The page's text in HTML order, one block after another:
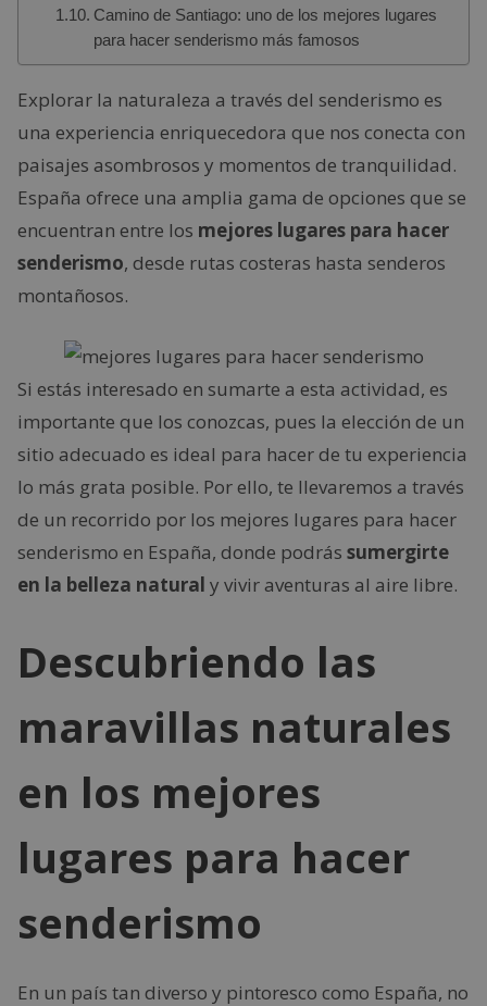
Camino de Santiago: uno de los mejores lugares
para hacer senderismo más famosos
Explorar la naturaleza a través del senderismo es
una experiencia enriquecedora que nos conecta con
paisajes asombrosos y momentos de tranquilidad.
España ofrece una amplia gama de opciones que se
encuentran entre los mejores lugares para hacer
senderismo, desde rutas costeras hasta senderos
montañosos.
Si estás interesado en sumarte a esta actividad, es
importante que los conozcas, pues la elección de un
sitio adecuado es ideal para hacer de tu experiencia
lo más grata posible. Por ello, te llevaremos a través
de un recorrido por los mejores lugares para hacer
senderismo en España, donde podrás sumergirte
en la belleza natural y vivir aventuras al aire libre.
Descubriendo las
maravillas naturales
en los mejores
lugares para hacer
senderismo
En un país tan diverso y pintoresco como España, no